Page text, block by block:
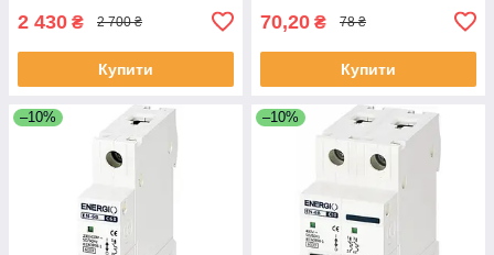
2 430 ₴ 2 700 ₴
Купити
70,20 ₴ 78 ₴
Купити
–10% –10%